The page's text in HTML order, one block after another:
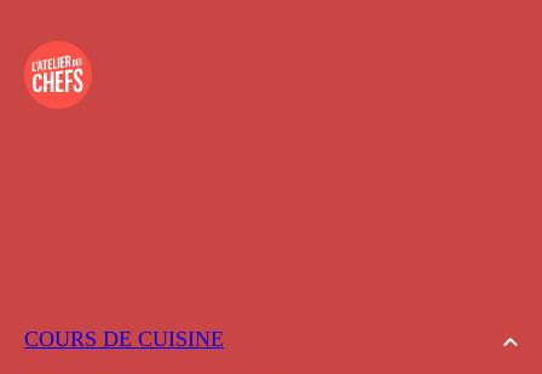
COURS DE CUISINE